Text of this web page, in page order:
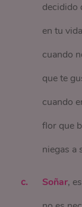
decidido
en tu
cuando
que te
cuando
flor que
niegas a
Soñar,